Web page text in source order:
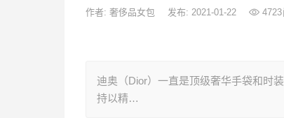
作者: 奢侈品女包 发布: 2021-01-22 4723
迪奥（Dior）一直是顶级奢华手袋和时
持以精…